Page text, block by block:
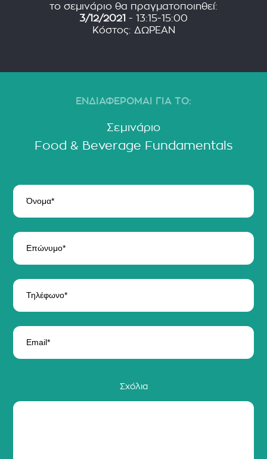
το σεμινάριο θα πραγματοποιηθεί:
3/12/2021 - 13:15-15:00
Κόστος: ΔΩΡΕΑΝ
ΕΝΔΙΑΦΕΡΟΜΑΙ ΓΙΑ ΤΟ:
Σεμινάριο
Σχόλια